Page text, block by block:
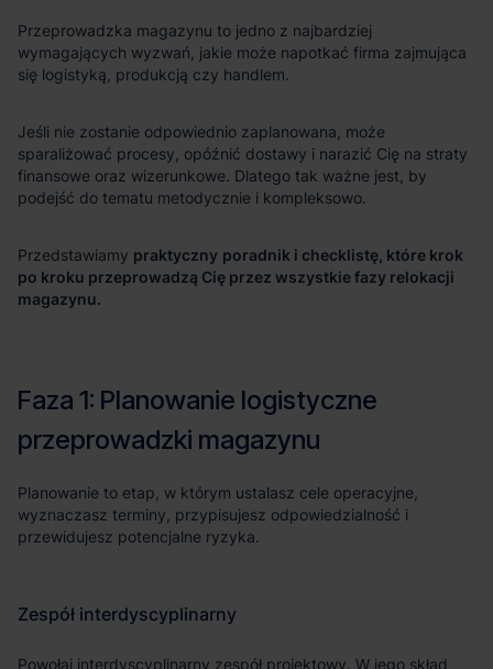
praktyczny poradnik i checklistę, które krok
po kroku przeprowadzą Cię przez wszystkie fazy relokacji
magazynu.